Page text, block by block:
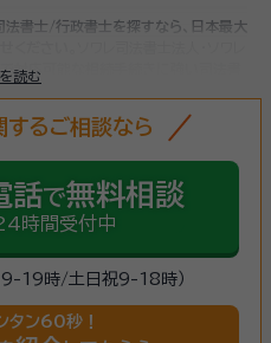
読む
書士/行政書士を探すなら、日本最大
対応可能な相続手続きに強い司法書
・相続財産の確認、遺言書の確認、
税の申告・納税（相続財産が基礎控
るご相談なら
話で無料相談
時間受付中
9-19時/土日祝9-18時）
タン60秒！